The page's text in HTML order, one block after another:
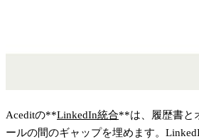
Aceditの**LinkedIn統合**は、履歴書と
ールの間のギャップを埋めます。